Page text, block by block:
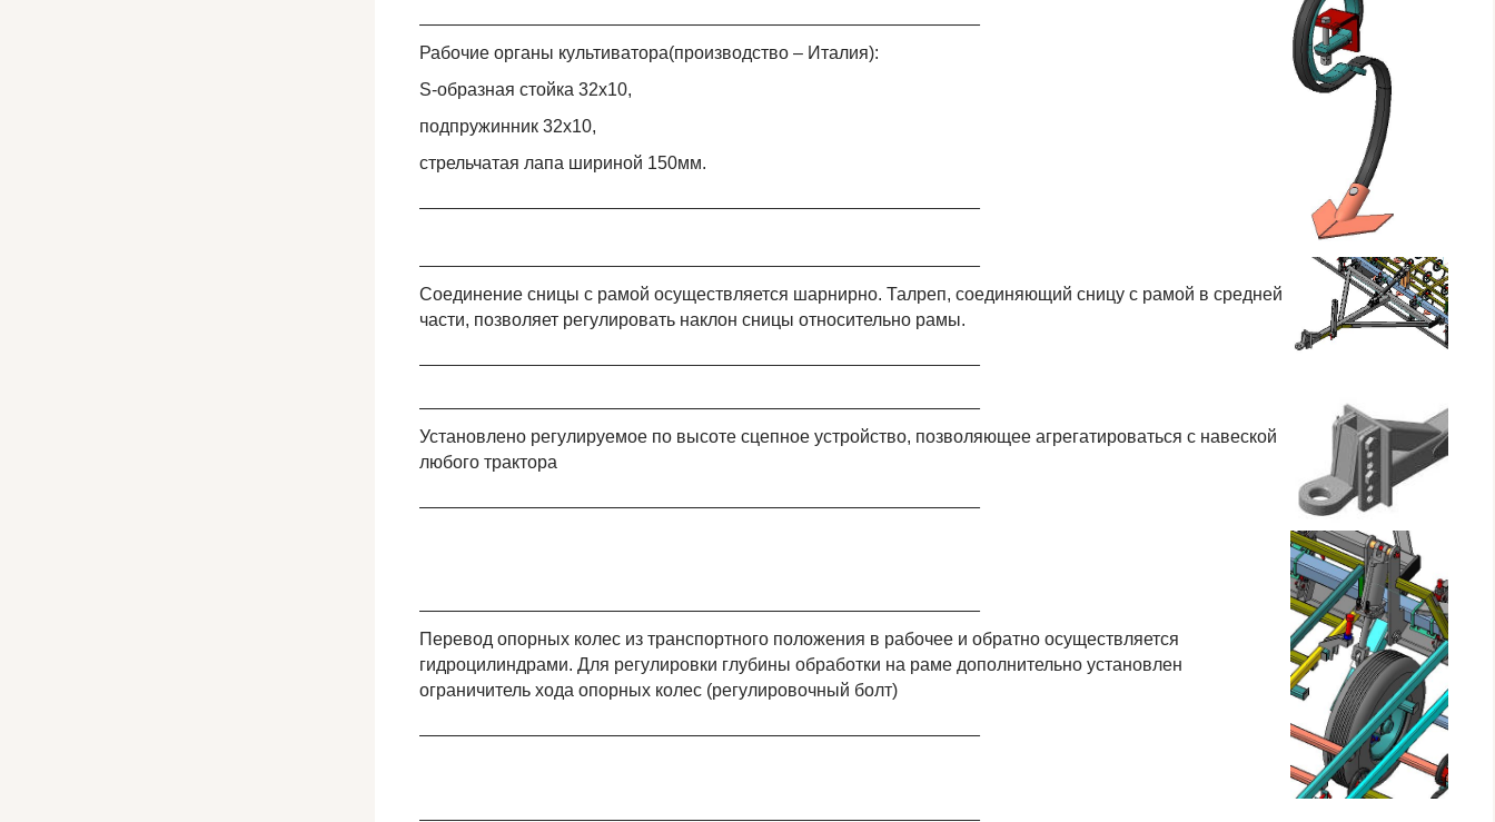
Рабочие органы культиватора(производство – Италия):
S-образная стойка 32х10,
подпружинник 32х10,
стрельчатая лапа шириной 150мм.
Соединение сницы с рамой осуществляется шарнирно. Талреп, соединяющий сницу с рамой в средней
части, позволяет регулировать наклон сницы относительно рамы.
Установлено регулируемое по высоте сцепное устройство, позволяющее агрегатироваться с навеской
любого трактора
Перевод опорных колес из транспортного положения в рабочее и обратно осуществляется
гидроцилиндрами. Для регулировки глубины обработки на раме дополнительно установлен
ограничитель хода опорных колес (регулировочный болт)